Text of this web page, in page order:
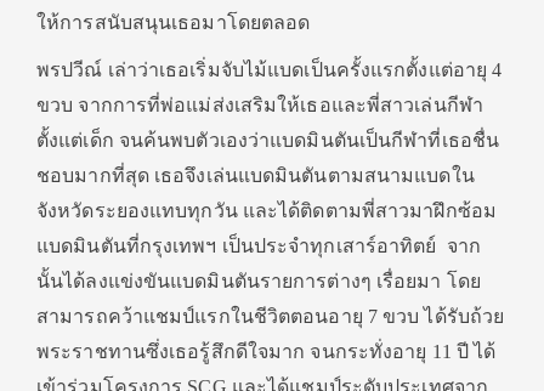
ให้การสนับสนุนเธอมาโดยตลอด
พรปวีณ์ เล่าว่าเธอเริ่มจับไม้แบดเป็นครั้งแรกตั้งแต่อายุ 4
ขวบ จากการที่พ่อแม่ส่งเสริมให้เธอและพี่สาวเล่นกีฬา
ตั้งแต่เด็ก จนค้นพบตัวเองว่าแบดมินตันเป็นกีฬาที่เธอชื่น
ชอบมากที่สุด เธอจึงเล่นแบดมินตันตามสนามแบดใน
จังหวัดระยองแทบทุกวัน และได้ติดตามพี่สาวมาฝึกซ้อม
แบดมินตันที่กรุงเทพฯ เป็นประจำทุกเสาร์อาทิตย์ จาก
นั้นได้ลงแข่งขันแบดมินตันรายการต่างๆ เรื่อยมา โดย
สามารถคว้าแชมป์แรกในชีวิตตอนอายุ 7 ขวบ ได้รับถ้วย
พระราชทานซึ่งเธอรู้สึกดีใจมาก จนกระทั่งอายุ 11 ปี ได้
เข้าร่วมโครงการ SCG และได้แชมป์ระดับประเทศจาก